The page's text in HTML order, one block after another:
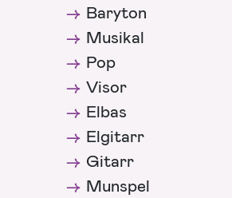
Baryton
Musikal
Pop
Visor
Elbas
Elgitarr
Gitarr
Munspel